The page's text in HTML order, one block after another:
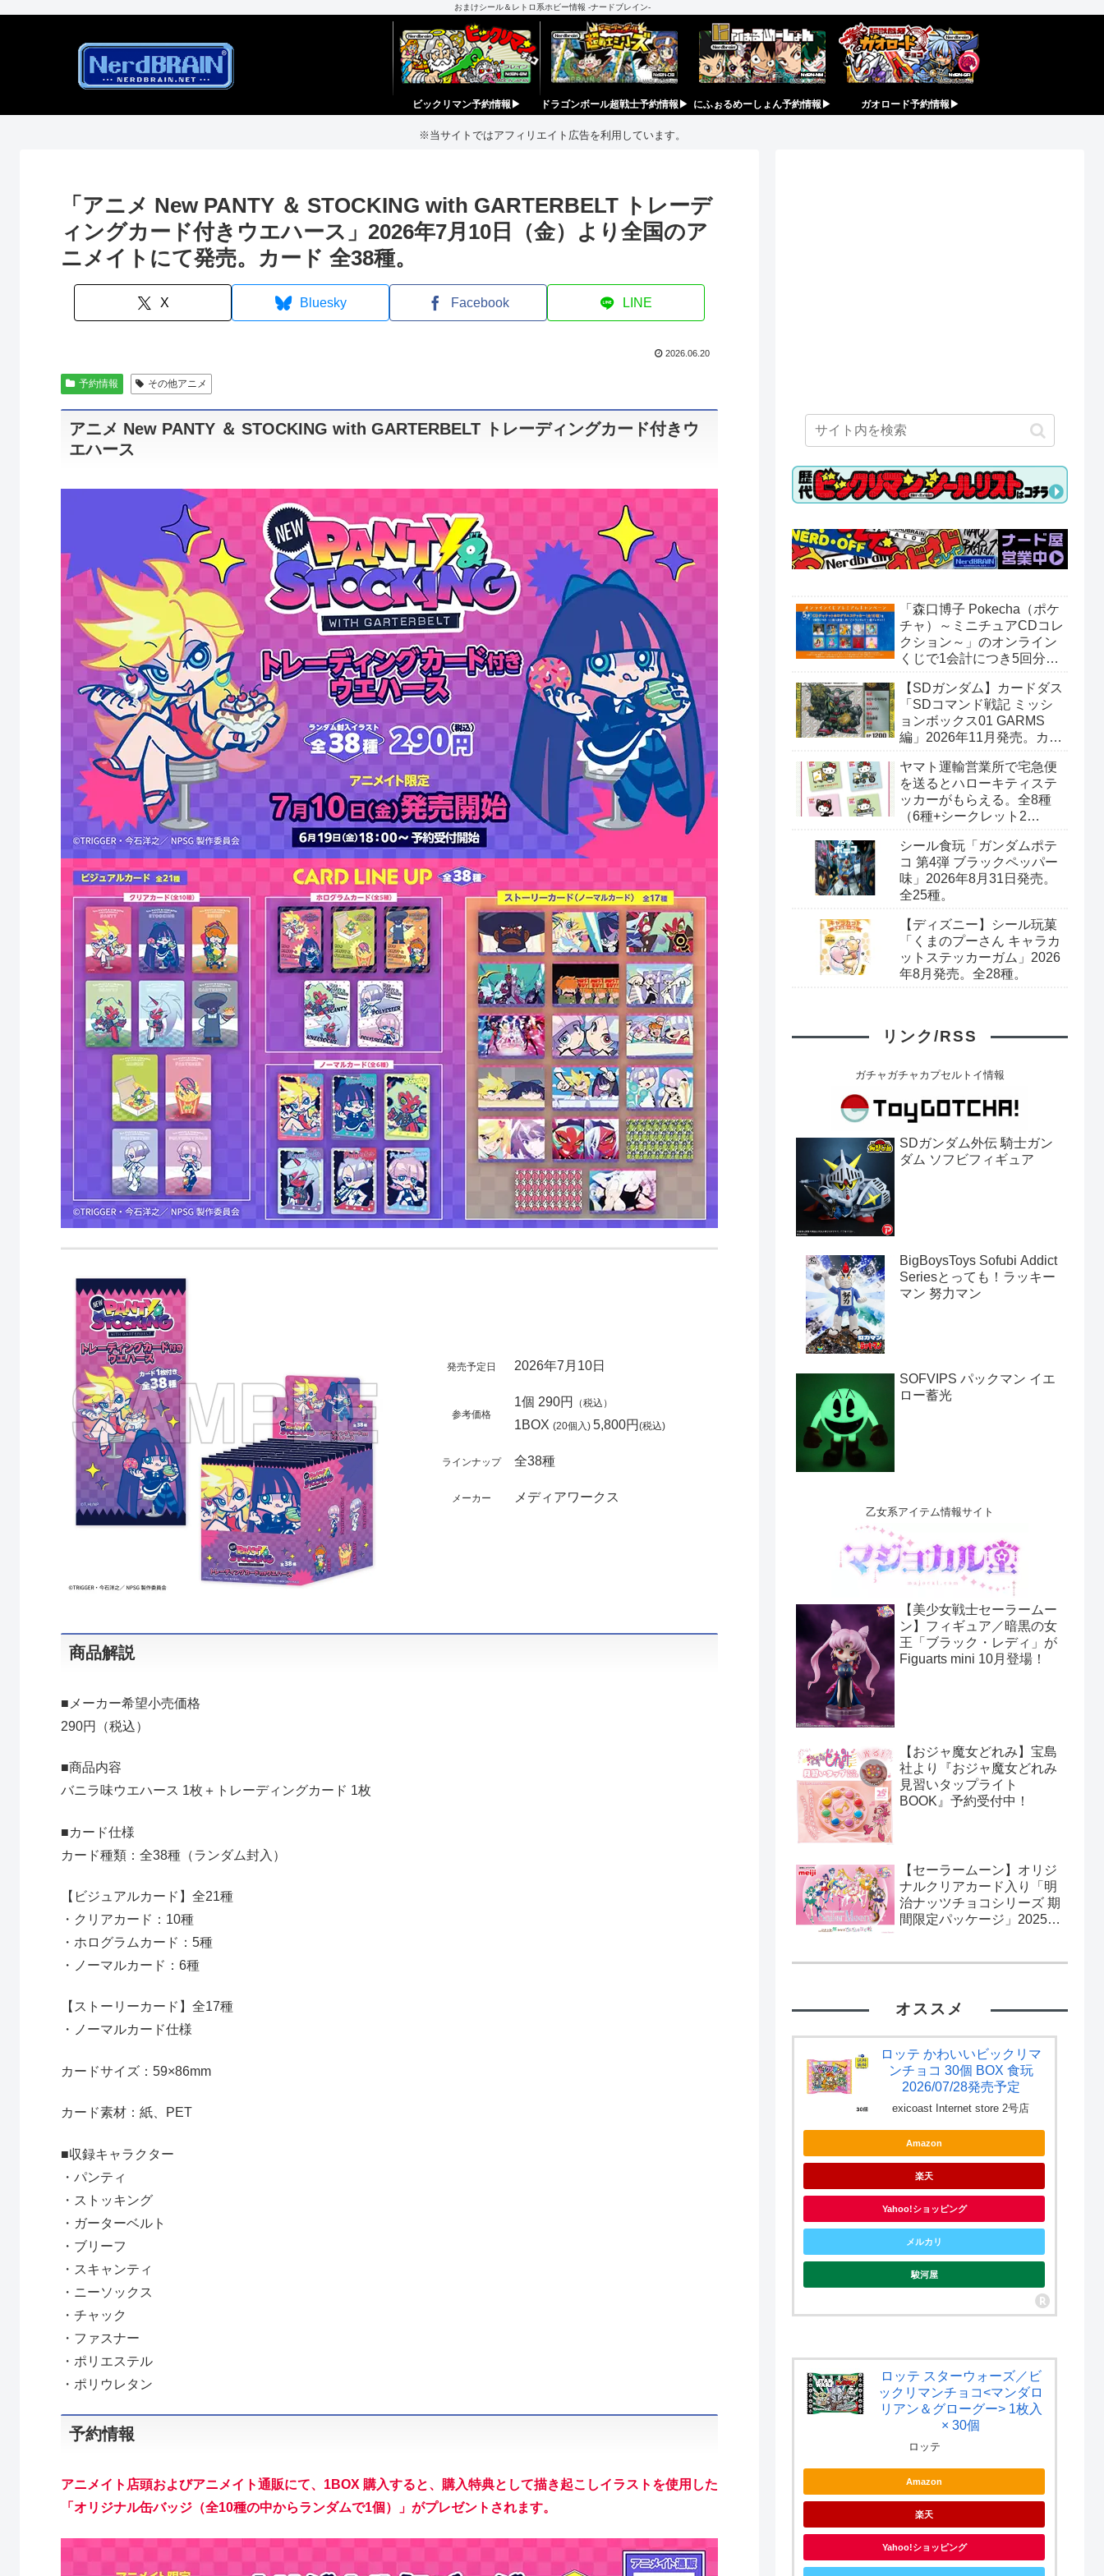
おまけシール＆レトロ系ホビー情報 -ナードブレイン-
ビックリマン予約情報▶︎ ドラゴンボール超戦士予約情報▶︎ にふぉるめーしょん予約情報▶︎ ガオロード予約情報▶︎
※当サイトではアフィリエイト広告を利用しています。
「アニメ New PANTY ＆ STOCKING with GARTERBELT トレーデ
ィングカード付きウエハース」2026年7月10日（金）より全国のア
ニメイトにて発売。カード 全38種。
X Bluesky Facebook LINE
2026.06.20
予約情報 その他アニメ
アニメ New PANTY ＆ STOCKING with GARTERBELT トレーディングカード付きウ
エハース
発売予定日 2026年7月10日
参考価格
1個 290円 （税込）
1BOX (20個入) 5,800円 (税込)
ラインナップ 全38種
メーカー メディアワークス
商品解説
■メーカー希望小売価格
290円（税込）
■商品内容
バニラ味ウエハース 1枚＋トレーディングカード 1枚
■カード仕様
カード種類：全38種（ランダム封入）
【ビジュアルカード】全21種
・クリアカード：10種
・ホログラムカード：5種
・ノーマルカード：6種
【ストーリーカード】全17種
・ノーマルカード仕様
カードサイズ：59×86mm
カード素材：紙、PET
■収録キャラクター
・パンティ
・ストッキング
・ガーターベルト
・ブリーフ
・スキャンティ
・ニーソックス
・チャック
・ファスナー
・ポリエステル
・ポリウレタン
予約情報
アニメイト店頭およびアニメイト通販にて、1BOX 購入すると、購入特典として描き起こしイラストを使用した
「オリジナル缶バッジ（全10種の中からランダムで1個）」がプレゼントされます。
「森口博子 Pokecha（ポケ
チャ）～ミニチュアCDコレ
クション～」のオンライン
くじで1会計につき5回分購
トホログラムステッカー」
がもらえる。全10種。8月
15日〜。
【SDガンダム】カードダス
「SDコマンド戦記 ミッシ
ョンボックス01 GARMS
編」2026年11月発売。カー
プレミアムバンダイ予約開
始。
ヤマト運輸営業所で宅急便
を送るとハローキティステ
ッカーがもらえる。全8種
（6種+シークレット2
キラシール。
シール食玩「ガンダムポテ
コ 第4弾 ブラックペッパー
味」2026年8月31日発売。
全25種。
【ディズニー】シール玩菓
「くまのプーさん キャラカ
ットステッカーガム」2026
年8月発売。全28種。
リンク/RSS
ガチャガチャカプセルトイ情報
SDガンダム外伝 騎士ガン
ダム ソフビフィギュア
BigBoysToys Sofubi Addict
Seriesとっても！ラッキー
マン 努力マン
SOFVIPS パックマン イエ
ロー蓄光
乙女系アイテム情報サイト
【美少女戦士セーラームー
ン】フィギュア／暗黒の女
王「ブラック・レディ」が
Figuarts mini 10月登場！
【おジャ魔女どれみ】宝島
社より『おジャ魔女どれみ
見習いタップライト
BOOK』予約受付中！
【セーラームーン】オリジ
ナルクリアカード入り「明
治ナッツチョコシリーズ 期
間限定パッケージ」2025年
オススメ
ロッテ かわいいビックリマ
ンチョコ 30個 BOX 食玩
2026/07/28発売予定
exicoast Internet store 2号店
Amazon
楽天
Yahoo!ショッピング
メルカリ
駿河屋
ロッテ スターウォーズ／ビ
ックリマンチョコ<マンダロ
リアン＆グローグー> 1枚入
× 30個
ロッテ
Amazon
楽天
Yahoo!ショッピング